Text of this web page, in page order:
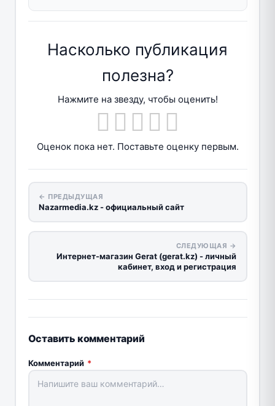
Насколько публикация
полезна?
Нажмите на звезду, чтобы оценить!
Оценок пока нет. Поставьте оценку первым.
← ПРЕДЫДУЩАЯ
Nazarmedia.kz - официальный сайт
СЛЕДУЮЩАЯ →
Интернет-магазин Gerat (gerat.kz) - личный
кабинет, вход и регистрация
Оставить комментарий
Комментарий *